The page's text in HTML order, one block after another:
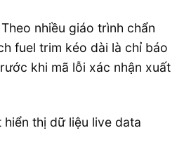
Theo nhiều giáo trình chẩn
fuel trim kéo dài là chỉ báo
khi mã lỗi xác nhận xuất